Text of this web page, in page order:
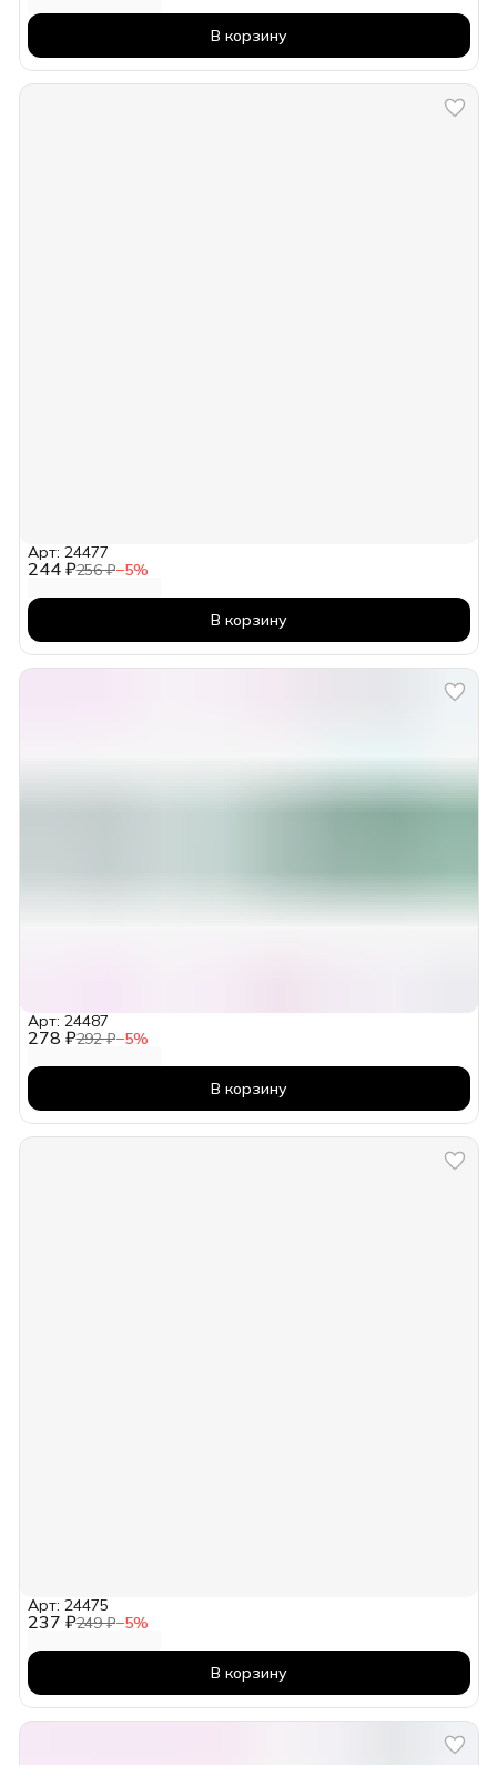
В корзину
244 ₽256 ₽−5%
Арт: 24477
В корзину
278 ₽292 ₽−5%
Арт: 24487
В корзину
237 ₽249 ₽−5%
Арт: 24475
В корзину